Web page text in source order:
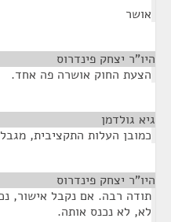
אושר
היו"ר יצחק פינדרוס
הצעת החוק אושרה פה אחד.
גיא גולדמן
כמובן העלות התקציבית,
היו"ר יצחק פינדרוס
תודה רבה. אם נקבל אישור,
לא, לא נכנס אותה.